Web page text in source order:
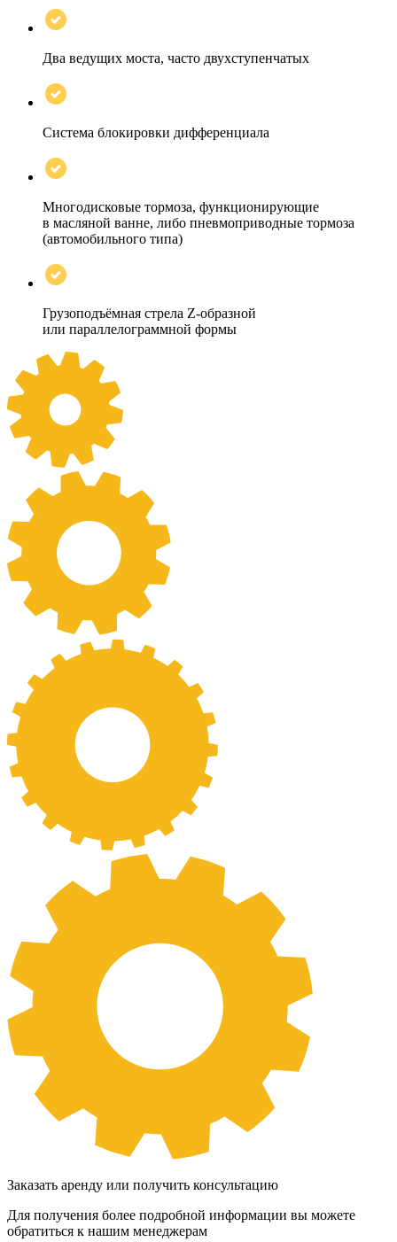
Два ведущих моста, часто двухступенчатых
Система блокировки дифференциала
Многодисковые тормоза, функционирующие
в масляной ванне, либо пневмоприводные тормоза
(автомобильного типа)
Грузоподъёмная стрела Z-образной
или параллелограммной формы
Заказать аренду или получить консультацию
Для получения более подробной информации вы можете
обратиться к нашим менеджерам